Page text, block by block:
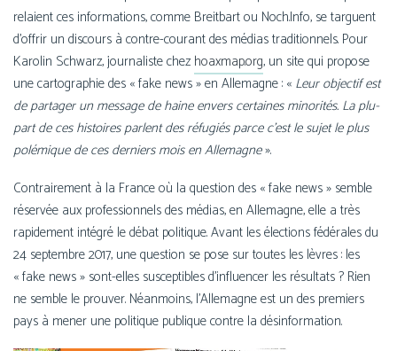
relaient ces infor­ma­tions, comme Breitbart ou Noch.Info, se targuent
d’offrir un dis­cours à contre-courant des médias tra­di­tion­nels. Pour
Karolin Schwarz, jour­na­liste chez hoaxmap.org, un site qui pro­pose
une car­to­gra­phie des « fake news » en Allemagne : « Leur objec­tif est
de par­ta­ger un mes­sage de haine envers cer­taines mino­ri­tés. La plu­
part de ces his­toires parlent des réfu­giés parce c’est le sujet le plus
polé­mique de ces der­niers mois en Allemagne».
Contrairement à la France où la ques­tion des « fake news » semble
réser­vée aux pro­fes­sion­nels des médias, en Allemagne, elle a très
rapi­de­ment inté­gré le débat poli­tique. Avant les élec­tions fédé­rales du
24 sep­tembre 2017, une ques­tion se pose sur toutes les lèvres : les
« fake news » sont-elles sus­cep­tibles d’influencer les résul­tats ? Rien
ne semble le prou­ver. Néanmoins, l’Allemagne est un des pre­miers
pays à mener une poli­tique publique contre la désinformation.